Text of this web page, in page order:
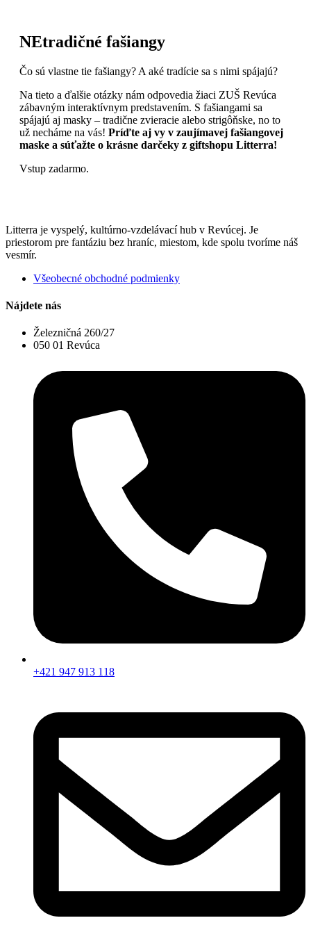
NEtradičné fašiangy
Čo sú vlastne tie fašiangy? A aké tradície sa s nimi spájajú?
Na tieto a ďalšie otázky nám odpovedia žiaci ZUŠ Revúca
zábavným interaktívnym predstavením. S fašiangami sa
spájajú aj masky – tradične zvieracie alebo strigôňske, no to
už necháme na vás! Príďte aj vy v zaujímavej fašiangovej
maske a súťažte o krásne darčeky z giftshopu Litterra!
Vstup zadarmo.
Litterra je vyspelý, kultúrno-vzdelávací hub v Revúcej. Je
priestorom pre fantáziu bez hraníc, miestom, kde spolu tvoríme náš
vesmír.
Všeobecné obchodné podmienky
Nájdete nás
Železničná 260/27
050 01 Revúca
+421 947 913 118